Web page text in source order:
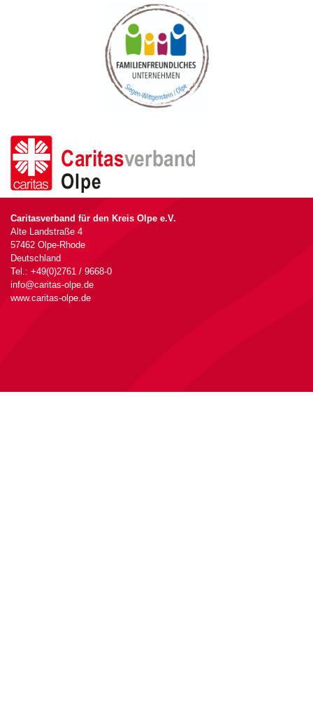
Caritasverband für den Kreis Olpe e.V.
Alte Landstraße 4
57462 Olpe-Rhode
Deutschland
Tel.: +49(0)2761 / 9668-0
info@caritas-olpe.de
www.caritas-olpe.de